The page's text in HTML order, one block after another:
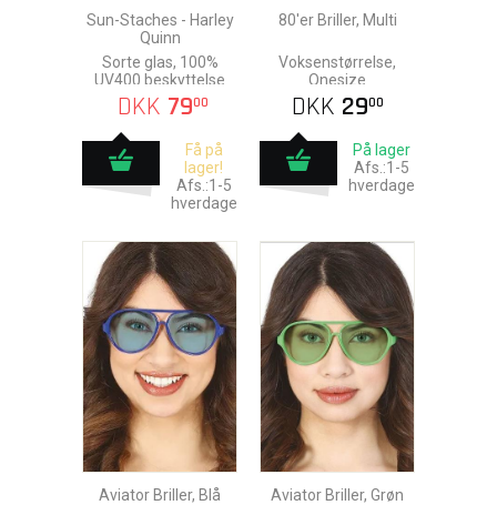
Sun-Staches - Harley
Quinn
Sorte glas, 100%
UV400 beskyttelse
DKK 7900
Få på
lager!
Afs.:1-5
hverdage
80'er Briller, Multi
Voksenstørrelse,
Onesize
DKK 2900
På lager
Afs.:1-5
hverdage
Aviator Briller, Blå Aviator Briller, Grøn